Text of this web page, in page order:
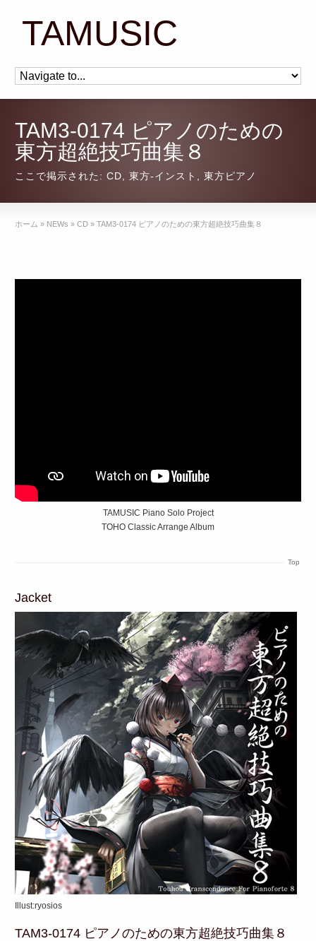
TAMUSIC
TAM3-0174 ピアノのための
東方超絶技巧曲集８
ここで掲示された:CD ,東方-インスト ,東方ピアノ
ホーム » NEWs » CD » TAM3-0174 ピアノのための東方超絶技巧曲集８
TAMUSIC Piano Solo Project
TOHO Classic Arrange Album
Top
Jacket
Illust:ryosios
TAM3-0174 ピアノのための東方超絶技巧曲集８